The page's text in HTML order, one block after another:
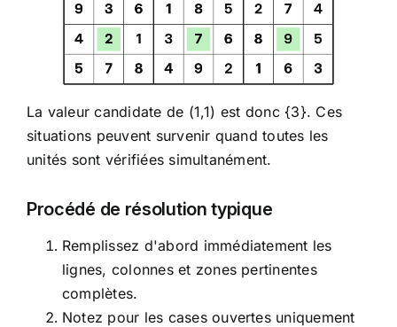
La valeur candidate de (1,1) est donc {3}. Ces
situations peuvent survenir quand toutes les
unités sont vérifiées simultanément.
Procédé de résolution typique
Remplissez d'abord immédiatement les
lignes, colonnes et zones pertinentes
complètes.
Notez pour les cases ouvertes uniquement